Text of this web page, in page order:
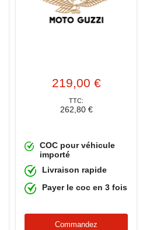
219,00 €
TTC:
262,80 €
COC pour véhicule
importé
Livraison rapide
Payer le coc en 3 fois
Commandez